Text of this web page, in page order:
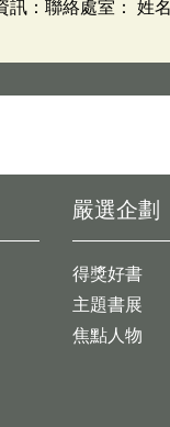
訊：聯絡處室： 姓
嚴選企劃
得獎好書
主題書展
焦點人物